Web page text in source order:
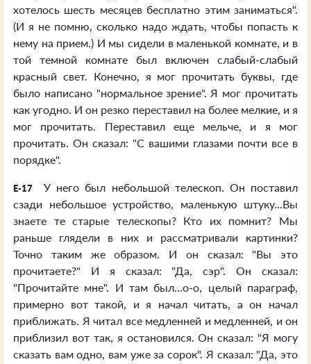
хотелось шесть месяцев бесплатно этим заниматься".
(И я не помню, сколько надо ждать, чтобы попасть к
нему на прием.) И мы сидели в маленькой комнате, и в
той темной комнате был включен слабый-слабый
красный свет. Конечно, я мог прочитать буквы, где
было написано "нормальное зрение". Я мог прочитать
как угодно. И он резко переставил на более мелкие, и я
мог прочитать. Переставил еще мельче, и я мог
прочитать. Он сказал: "С вашими глазами почти все в
порядке".
E-17
У него был небольшой телескоп. Он поставил
сзади небольшое устройство, маленькую штуку...Вы
знаете те старые телескопы? Кто их помнит? Мы
раньше глядели в них и рассматривали картинки?
Точно таким же образом. И он сказал: "Вы это
прочитаете?" И я сказал: "Да, сэр". Он сказал:
"Прочитайте мне". И там был...о-о, целый параграф,
примерно вот такой, и я начал читать, а он начал
приближать. Я читал все медленней и медленней, и он
приблизил вот так, я остановился. Он сказал: "Я могу
сказать вам одно, вам уже за сорок". Я сказал: "Да, это